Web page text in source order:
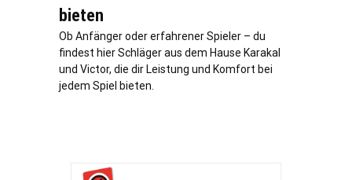
bieten
Ob Anfänger oder erfahrener Spieler – du
findest hier Schläger aus dem Hause Karakal
und Victor, die dir Leistung und Komfort bei
jedem Spiel bieten.